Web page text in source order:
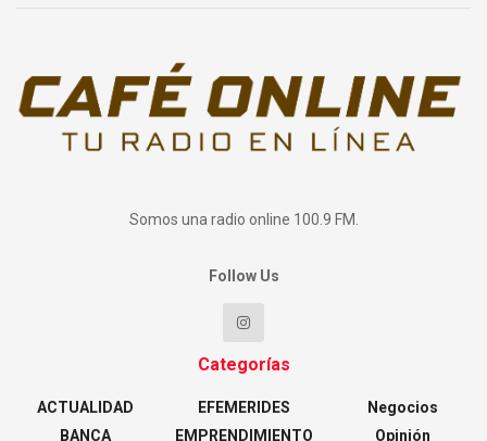
Somos una radio online 100.9 FM.
Follow Us
Categorías
ACTUALIDAD
BANCA
EFEMERIDES
EMPRENDIMIENTO
Negocios
Opinión